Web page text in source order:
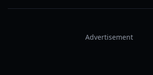
Advertisement